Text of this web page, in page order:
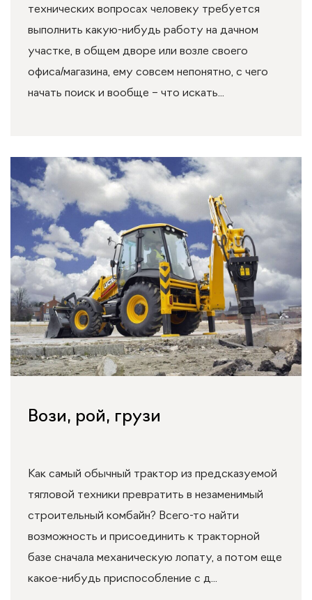
технических вопросах человеку требуется
выполнить какую-нибудь работу на дачном
участке, в общем дворе или возле своего
офиса/магазина, ему совсем непонятно, с чего
начать поиск и вообще – что искать...
Вози, рой, грузи
Как самый обычный трактор из предсказуемой
тягловой техники превратить в незаменимый
строительный комбайн? Всего-то найти
возможность и присоединить к тракторной
базе сначала механическую лопату, а потом еще
какое-нибудь приспособление с д...